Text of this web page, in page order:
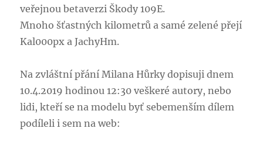
veřejnou betaverzi Škody 109E.
Mnoho šťastných kilometrů a samé zelené přejí
Kal000px a JachyHm.
Na zvláštní přání Milana Hůrky dopisuji dnem
10.4.2019 hodinou 12:30 veškeré autory, nebo
lidi, kteří se na modelu byť sebemenším dílem
podíleli i sem na web: